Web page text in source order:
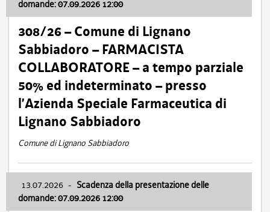
domande: 07.09.2026 12:00
308/26 – Comune di Lignano
Sabbiadoro – FARMACISTA
COLLABORATORE – a tempo parziale
50% ed indeterminato – presso
l’Azienda Speciale Farmaceutica di
Lignano Sabbiadoro
Comune di Lignano Sabbiadoro
13.07.2026 - Scadenza della presentazione delle
domande: 07.09.2026 12:00